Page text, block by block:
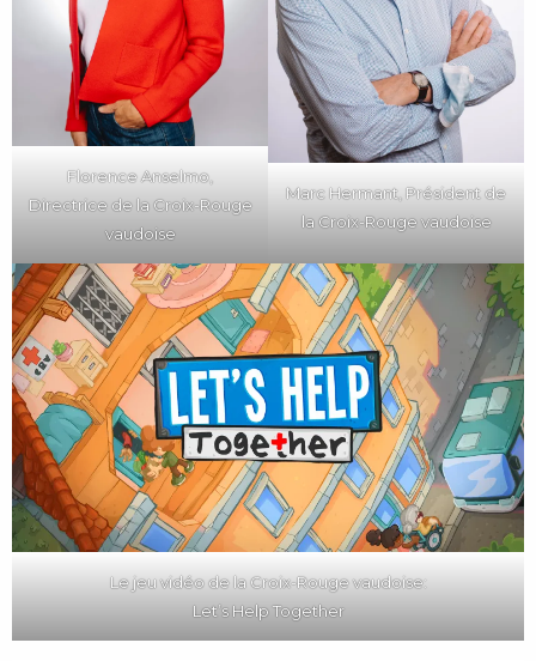
Florence Anselmo,
Directrice de la Croix-Rouge
vaudoise
Marc Hermant, Président de
la Croix-Rouge vaudoise
Le jeu vidéo de la Croix-Rouge vaudoise:
Let’s Help Together